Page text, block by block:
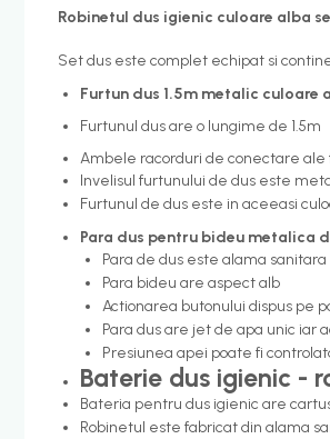
Uscatoare senzor
Racorduri alimentare
Robinet coltar
Organizare baie
Accesorii baie cromate
Bara sprijin - dizabilitati
Etajere - Rafturi baie
Perii toaleta
Sifoane evacuare
Robinetul dus igienic culoare alba
Set dus este complet echipat si
Furtun dus 1.5m metalic culoare
Furtunul dus are o lungime de 1.5m
Ambele racorduri de conectare ale
Invelisul furtunului de dus este
Furtunul de dus este in aceeasi
Para dus pentru bideu metalica
Para de dus este alama
Para bideu are aspect alb
Actionarea butonului dispus pe
Para dus are jet de apa unic
Presiunea apei poate fi
Baterie dus igienic -
Bateria pentru dus igienic are
Robinetul este fabricat din alama